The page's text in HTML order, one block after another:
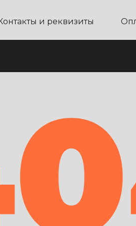
и реквизиты